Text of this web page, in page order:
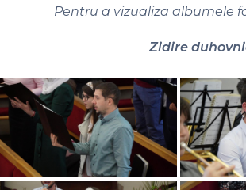
Pentru a vizualiza albumele
Zidire